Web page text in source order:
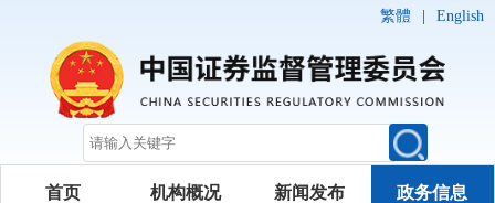
繁體 English
首页 机构概况 新闻发布 政务信息